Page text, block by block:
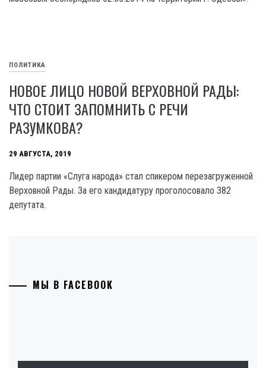
ПОЛИТИКА
НОВОЕ ЛИЦО НОВОЙ ВЕРХОВНОЙ РАДЫ:
ЧТО СТОИТ ЗАПОМНИТЬ С РЕЧИ
РАЗУМКОВА?
29 АВГУСТА, 2019
Лидер партии «Слуга народа» стал спикером перезагруженной
Верховной Рады. За его кандидатуру проголосовало 382
депутата.
МЫ В FACEBOOK